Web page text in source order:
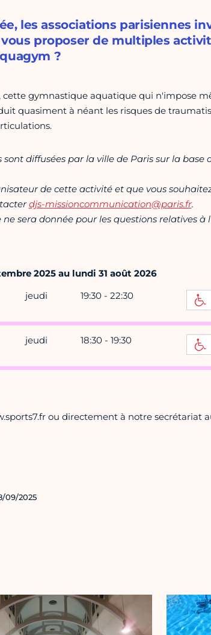
les associations parisiennes
proposer de multiples
?
cette gymnastique aquatique qui n'impose
quasiment à néant les risques de
sont diffusées par la ville de Paris sur la base
de cette activité et que vous
djs-missioncommunication@paris.fr.
ne sera donnée pour les questions relatives
2025 au lundi 31 août 2026
jeudi 19:30 - 22:30
jeudi 18:30 - 19:30
ou directement à notre secrétariat
09/2025